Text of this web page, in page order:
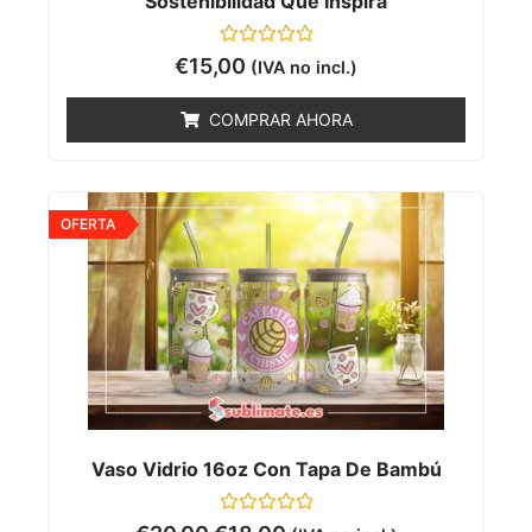
Valorado
con
5
€15,00 (IVA no incl.)
COMPRAR AHORA
Vaso Vidrio 16oz Con Tapa De Bambú
Valorado
OFERTA